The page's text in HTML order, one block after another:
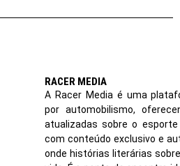
RACER MEDIA
A Racer Media é uma
por automobilismo,
atualizadas sobre o
com conteúdo exclusivo e
onde histórias literárias